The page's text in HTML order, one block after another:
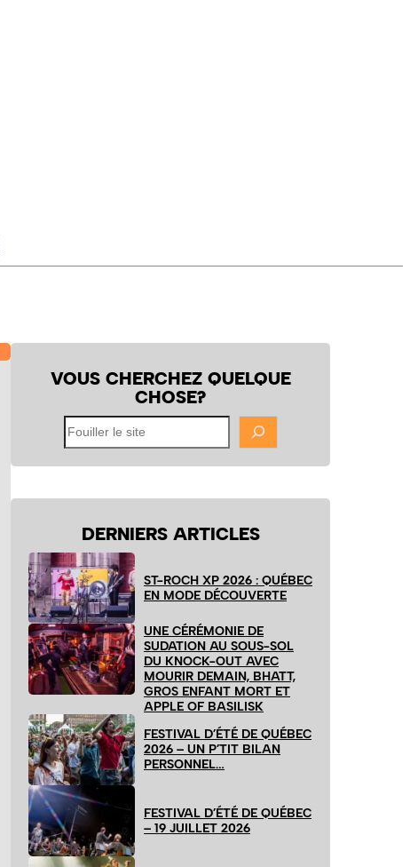
VOUS CHERCHEZ QUELQUE
CHOSE?
Fouiller
le
site
DERNIERS ARTICLES
ST-ROCH XP 2026 : QUÉBEC
EN MODE DÉCOUVERTE
UNE CÉRÉMONIE DE
SUDATION AU SOUS-SOL
DU KNOCK-OUT AVEC
MOURIR DEMAIN, BHATT,
GROS ENFANT MORT ET
APPLE OF BASILISK
FESTIVAL D’ÉTÉ DE QUÉBEC
2026 – UN P’TIT BILAN
PERSONNEL…
FESTIVAL D’ÉTÉ DE QUÉBEC
– 19 JUILLET 2026